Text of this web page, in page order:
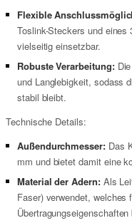
Flexible
Toslink-Steckers und
vielseitig einsetzbar.
Robuste Verarbeitung:Die
und Langlebigkeit, sodass
stabil bleibt.
Technische Details:
Außendurchmesser:Das
mm und bietet damit eine
Material der Adern:Als
Faser) verwendet, welches